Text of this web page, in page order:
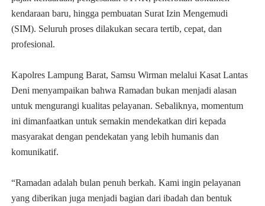
kendaraan baru, hingga pembuatan Surat Izin Mengemudi
(SIM). Seluruh proses dilakukan secara tertib, cepat, dan
profesional.
Kapolres Lampung Barat, Samsu Wirman melalui Kasat Lantas
Deni menyampaikan bahwa Ramadan bukan menjadi alasan
untuk mengurangi kualitas pelayanan. Sebaliknya, momentum
ini dimanfaatkan untuk semakin mendekatkan diri kepada
masyarakat dengan pendekatan yang lebih humanis dan
komunikatif.
“Ramadan adalah bulan penuh berkah. Kami ingin pelayanan
yang diberikan juga menjadi bagian dari ibadah dan bentuk